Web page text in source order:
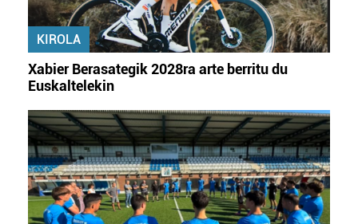
KIROLA
Xabier Berasategik 2028ra arte berritu du
Euskaltelekin